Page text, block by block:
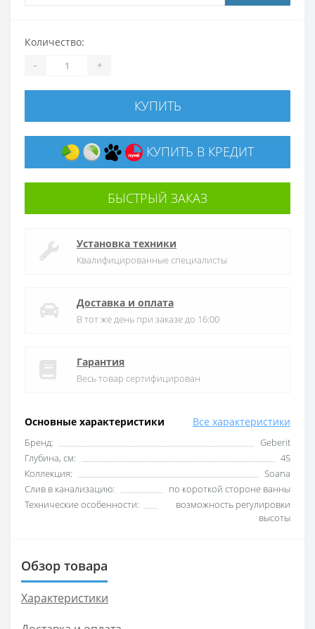
Основные характеристики Все характеристики
Бренд:
Geberit
Глубина, см:
45
Коллекция:
Soana
Слив в канализацию:
по короткой стороне ванны
Технические особенности:
возможность регулировки
высоты
Количество:
- +
КУПИТЬ
КУПИТЬ В КРЕДИТ
БЫСТРЫЙ ЗАКАЗ
Установка техники
Квалифицированные специалисты
Доставка и оплата
В тот же день при заказе до 16:00
Гарантия
Весь товар сертифицирован
Обзор товара
Характеристики